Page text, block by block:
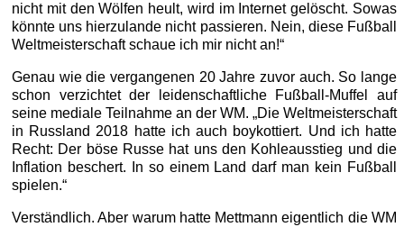
nicht mit den Wölfen heult, wird im Internet gelöscht. Sowas
könnte uns hierzulande nicht passieren. Nein, diese Fußball
Weltmeisterschaft schaue ich mir nicht an!“
Genau wie die vergangenen 20 Jahre zuvor auch. So lange
schon verzichtet der leidenschaftliche Fußball-Muffel auf
seine mediale Teilnahme an der WM. „Die Weltmeisterschaft
in Russland 2018 hatte ich auch boykottiert. Und ich hatte
Recht: Der böse Russe hat uns den Kohleausstieg und die
Inflation beschert. In so einem Land darf man kein Fußball
spielen.“
Verständlich. Aber warum hatte Mettmann eigentlich die WM